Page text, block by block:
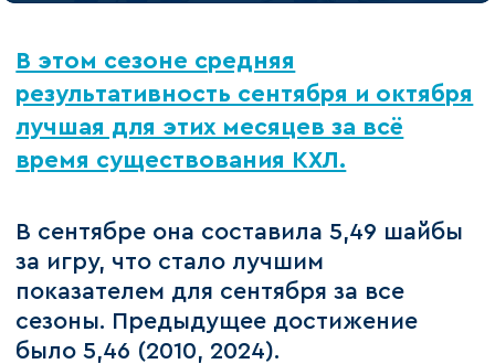
В этом сезоне средняя
результативность сентября и октября
лучшая для этих месяцев за всё
время существования КХЛ.
В сентябре она составила 5,49 шайбы
за игру, что стало лучшим
показателем для сентября за все
сезоны. Предыдущее достижение
было 5,46 (2010, 2024).